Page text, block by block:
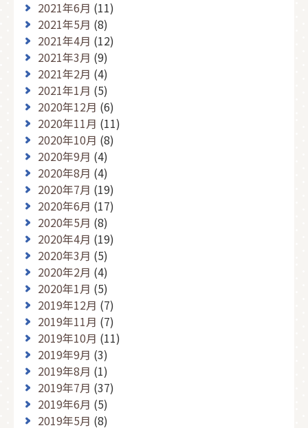
2021年6月 (11)
2021年5月 (8)
2021年4月 (12)
2021年3月 (9)
2021年2月 (4)
2021年1月 (5)
2020年12月 (6)
2020年11月 (11)
2020年10月 (8)
2020年9月 (4)
2020年8月 (4)
2020年7月 (19)
2020年6月 (17)
2020年5月 (8)
2020年4月 (19)
2020年3月 (5)
2020年2月 (4)
2020年1月 (5)
2019年12月 (7)
2019年11月 (7)
2019年10月 (11)
2019年9月 (3)
2019年8月 (1)
2019年7月 (37)
2019年6月 (5)
2019年5月 (8)